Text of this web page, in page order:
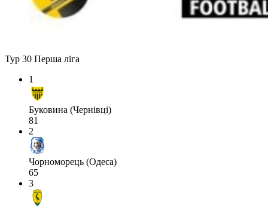
Тур 30 Перша ліга
1
Буковина (Чернівці)
81
2
Чорноморець (Одеса)
65
3